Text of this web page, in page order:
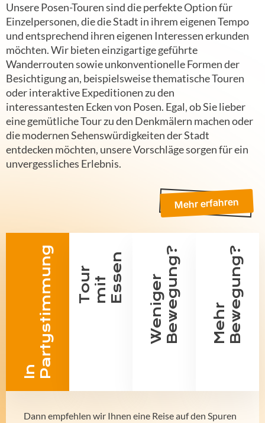
Unsere Posen-Touren sind die perfekte Option für
Einzelpersonen, die die Stadt in ihrem eigenen Tempo
und entsprechend ihren eigenen Interessen erkunden
möchten. Wir bieten einzigartige geführte
Wanderrouten sowie unkonventionelle Formen der
Besichtigung an, beispielsweise thematische Touren
oder interaktive Expeditionen zu den
interessantesten Ecken von Posen. Egal, ob Sie lieber
eine gemütliche Tour zu den Denkmälern machen oder
die modernen Sehenswürdigkeiten der Stadt
entdecken möchten, unsere Vorschläge sorgen für ein
unvergessliches Erlebnis.
Mehr erfahren
I
n
P
a
r
t
y
s
t
i
m
m
u
n g T
o
u
r
m
it
E
s
s
e n W
e
n
i
g
e
r
B
e
w
e
g
u
n
g? M
e
h
r
B
e
w
e
g
u
n
g?
Dann empfehlen wir Ihnen eine Reise auf den Spuren